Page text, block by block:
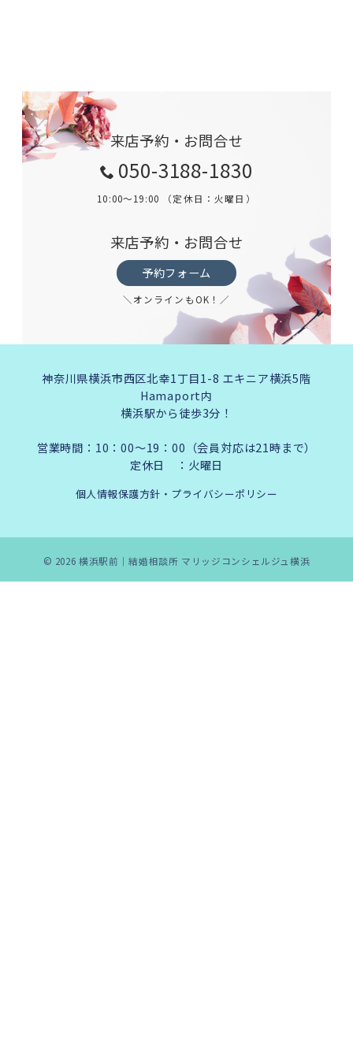
来店予約・お問合せ
050-3188-1830
10:00～19:00 （定休日：火曜日）
来店予約・お問合せ
予約フォーム
＼オンラインもOK！／
神奈川県横浜市西区北幸1丁目1-8 エキニア横浜5階
Hamaport内
横浜駅から徒歩3分！
営業時間：10：00～19：00（会員対応は21時まで）
定休日 ：火曜日
個人情報保護方針・プライバシーポリシー
© 2026横浜駅前｜結婚相談所 マリッジコンシェルジュ横浜